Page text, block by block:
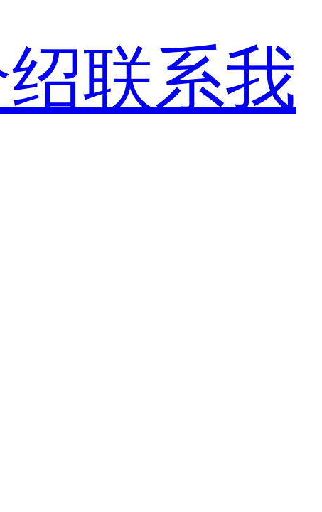
联系我